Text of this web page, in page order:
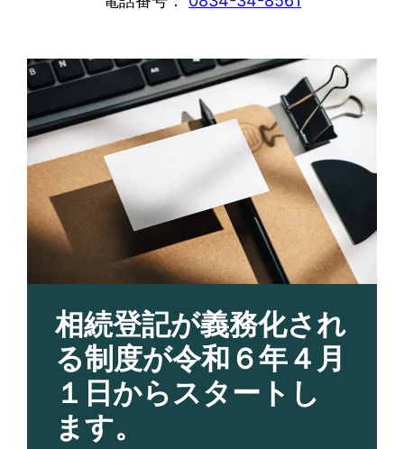
相続登記が義務化され
る制度が令和６年４月
１日からスタートし
ます。